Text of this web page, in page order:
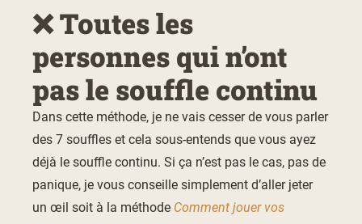
❌ Toutes les
personnes qui n’ont
pas le souffle continu
Dans cette méthode, je ne vais cesser de vous parler
des 7 souffles et cela sous-entends que vous ayez
déjà le souffle continu. Si ça n’est pas le cas, pas de
panique, je vous conseille simplement d’aller jeter
un œil soit à la méthode Comment jouer vos